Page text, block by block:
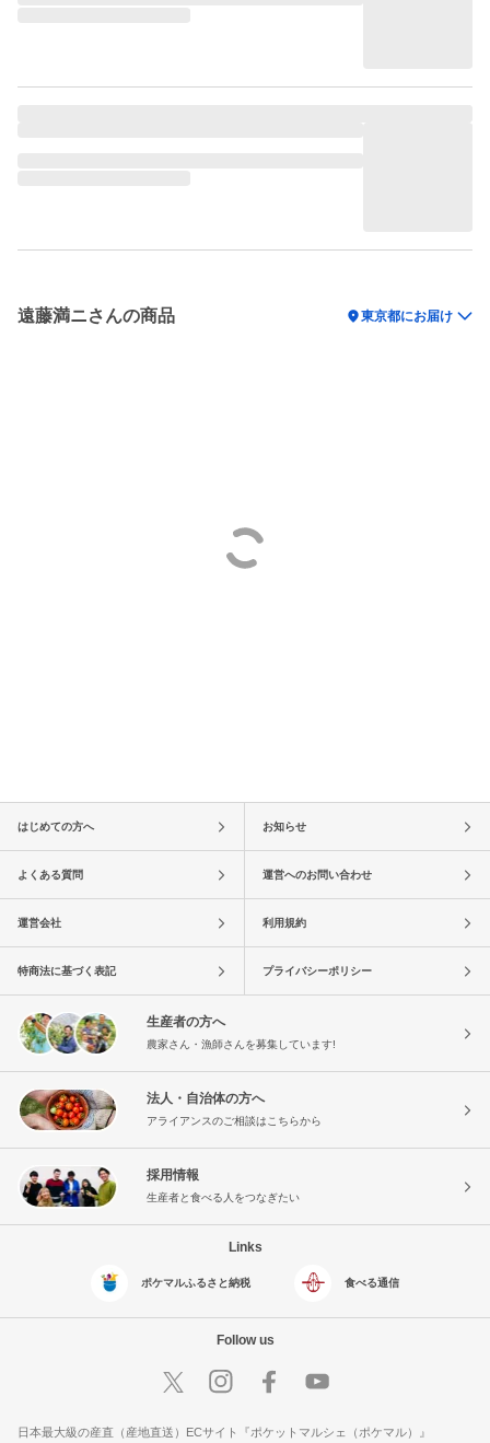
遠藤満ニさんの商品 location_on東京都にお届け
はじめての方へ お知らせ
よくある質問 運営へのお問い合わせ
運営会社 利用規約
特商法に基づく表記 プライバシーポリシー
生産者の方へ
農家さん・漁師さんを募集しています!
法人・自治体の方へ
アライアンスのご相談はこちらから
採用情報
生産者と食べる人をつなぎたい
Links
ポケマルふるさと納税 食べる通信
Follow us
日本最大級の産直（産地直送）ECサイト『ポケットマルシェ（ポケマル）』